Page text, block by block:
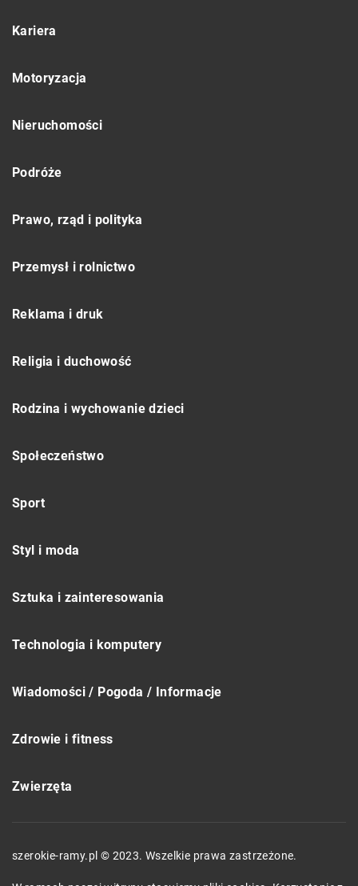
Kariera
Motoryzacja
Nieruchomości
Podróże
Prawo, rząd i polityka
Przemysł i rolnictwo
Reklama i druk
Religia i duchowość
Rodzina i wychowanie dzieci
Społeczeństwo
Sport
Styl i moda
Sztuka i zainteresowania
Technologia i komputery
Wiadomości / Pogoda / Informacje
Zdrowie i fitness
Zwierzęta
szerokie-ramy.pl © 2023. Wszelkie prawa zastrzeżone.